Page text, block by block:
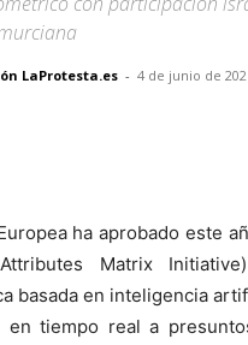
LaProtesta.es - 4 de junio de
ha aprobado este
Matrix
basada en inteligencia
en tiempo real a